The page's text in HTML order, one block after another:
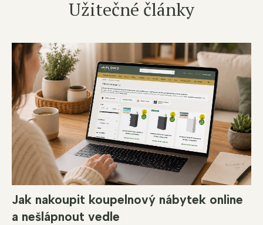
Užitečné články
Jak nakoupit koupelnový nábytek online
a nešlápnout vedle